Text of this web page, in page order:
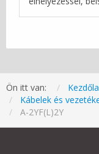
Ön itt van:
Kábelek és
A-2YF(L)2Y